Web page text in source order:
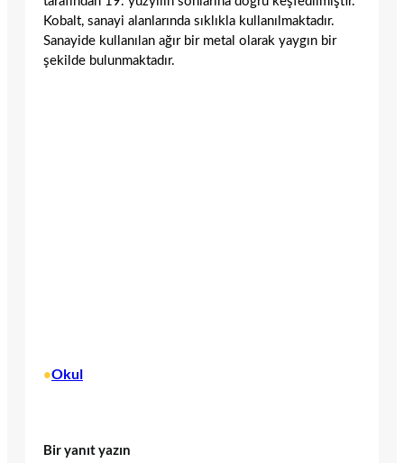
Kobalt, sanayi alanlarında sıklıkla kullanılmaktadır.
Sanayide kullanılan ağır bir metal olarak yaygın bir
şekilde bulunmaktadır.
•Okul
Bir yanıt yazın